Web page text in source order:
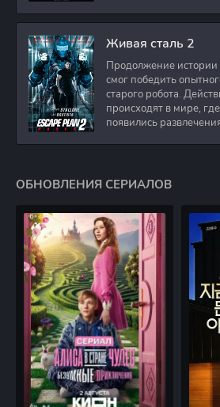
Живая сталь 2
Продолжение истории
смог победить
старого робота.
происходят в мире,
появились
ОБНОВЛЕНИЯ СЕРИАЛОВ